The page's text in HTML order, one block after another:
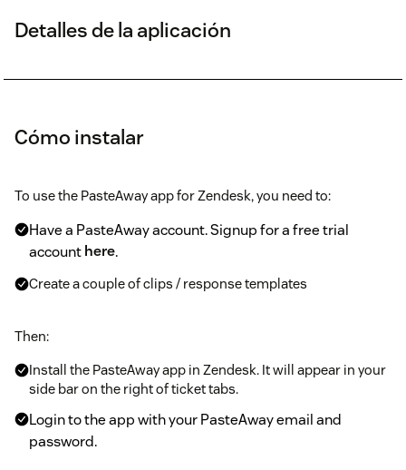
Detalles de la aplicación
Cómo instalar
To use the PasteAway app for Zendesk, you need to:
Have a PasteAway account. Signup for a free trial
accounthere.
Create a couple of clips / response templates
Then:
Install the PasteAway app in Zendesk. It will appear in your
side bar on the right of ticket tabs.
Login to the app with your PasteAway email and
password.